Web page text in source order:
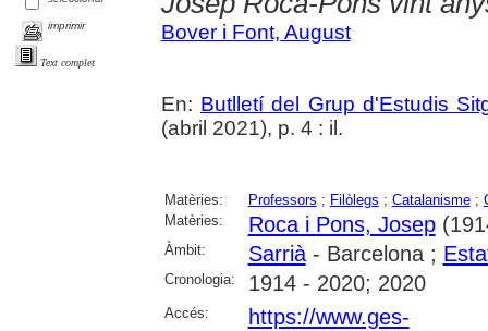
imprimir
Text complet
Bover i Font, August
En: Butlletí del Grup d'Estudis
(abril 2021), p. 4 : il.
Matèries: Professors ; Filòlegs ; Catalanisme;
Matèries:
Roca i Pons, Josep
Àmbit: Sarrià- Barcelona ;
Cronologia: 1914 - 2020; 2020
Accés:
https://www.ges-